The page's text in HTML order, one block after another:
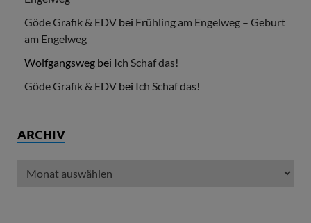
Göde Grafik & EDV bei Frühling am Engelweg – Geburt
am Engelweg
Wolfgangsweg bei Ich Schaf das!
Göde Grafik & EDV bei Ich Schaf das!
ARCHIV